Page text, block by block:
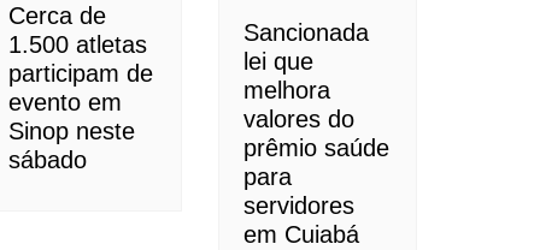
Cerca de
1.500 atletas
participam de
evento em
Sinop neste
sábado
Sancionada
lei que
melhora
valores do
prêmio saúde
para
servidores
em Cuiabá